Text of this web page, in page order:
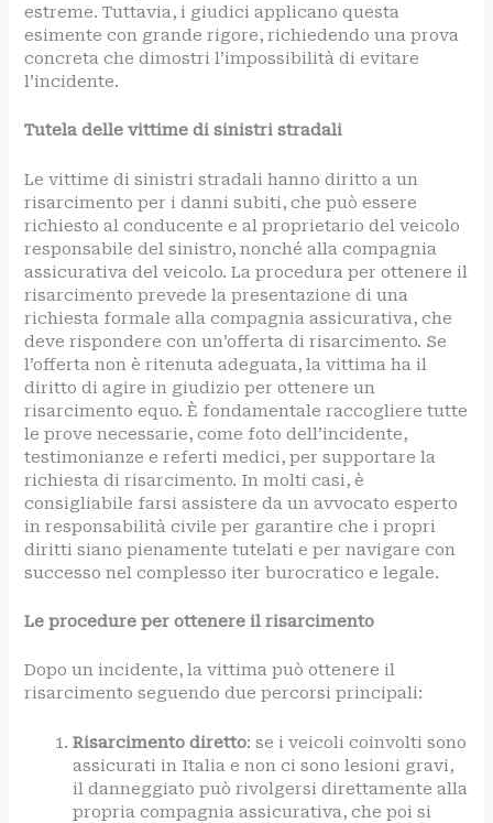
estreme. Tuttavia, i giudici applicano questa
esimente con grande rigore, richiedendo una prova
concreta che dimostri l’impossibilità di evitare
l’incidente.
Tutela delle vittime di sinistri stradali
Le vittime di sinistri stradali hanno diritto a un
risarcimento per i danni subiti, che può essere
richiesto al conducente e al proprietario del veicolo
responsabile del sinistro, nonché alla compagnia
assicurativa del veicolo. La procedura per ottenere il
risarcimento prevede la presentazione di una
richiesta formale alla compagnia assicurativa, che
deve rispondere con un’offerta di risarcimento. Se
l’offerta non è ritenuta adeguata, la vittima ha il
diritto di agire in giudizio per ottenere un
risarcimento equo. È fondamentale raccogliere tutte
le prove necessarie, come foto dell’incidente,
testimonianze e referti medici, per supportare la
richiesta di risarcimento. In molti casi, è
consigliabile farsi assistere da un avvocato esperto
in responsabilità civile per garantire che i propri
diritti siano pienamente tutelati e per navigare con
successo nel complesso iter burocratico e legale.
Le procedure per ottenere il risarcimento
Dopo un incidente, la vittima può ottenere il
risarcimento seguendo due percorsi principali:
Risarcimento diretto: se i veicoli coinvolti sono
assicurati in Italia e non ci sono lesioni gravi,
il danneggiato può rivolgersi direttamente alla
propria compagnia assicurativa, che poi si